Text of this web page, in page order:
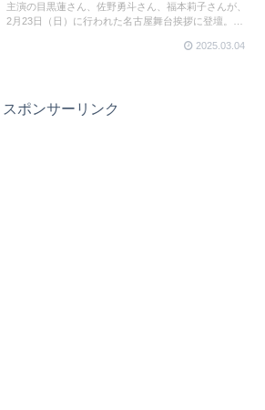
主演の目黒蓮さん、佐野勇斗さん、福本莉子さんが、
2月23日（日）に行われた名古屋舞台挨拶に登壇。佐
う一幕も。和気あいあいで盛り上がった舞台挨拶の様
2025.03.04
スポンサーリンク